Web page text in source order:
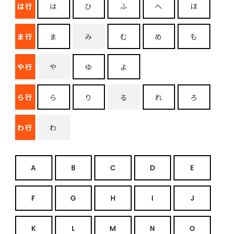
は行 は ひ ふ へ ほ
ま行 ま み む め も
や行 や ゆ よ
ら行 ら り る れ ろ
わ行 わ
A B C D E
F G H I J
K L M N O